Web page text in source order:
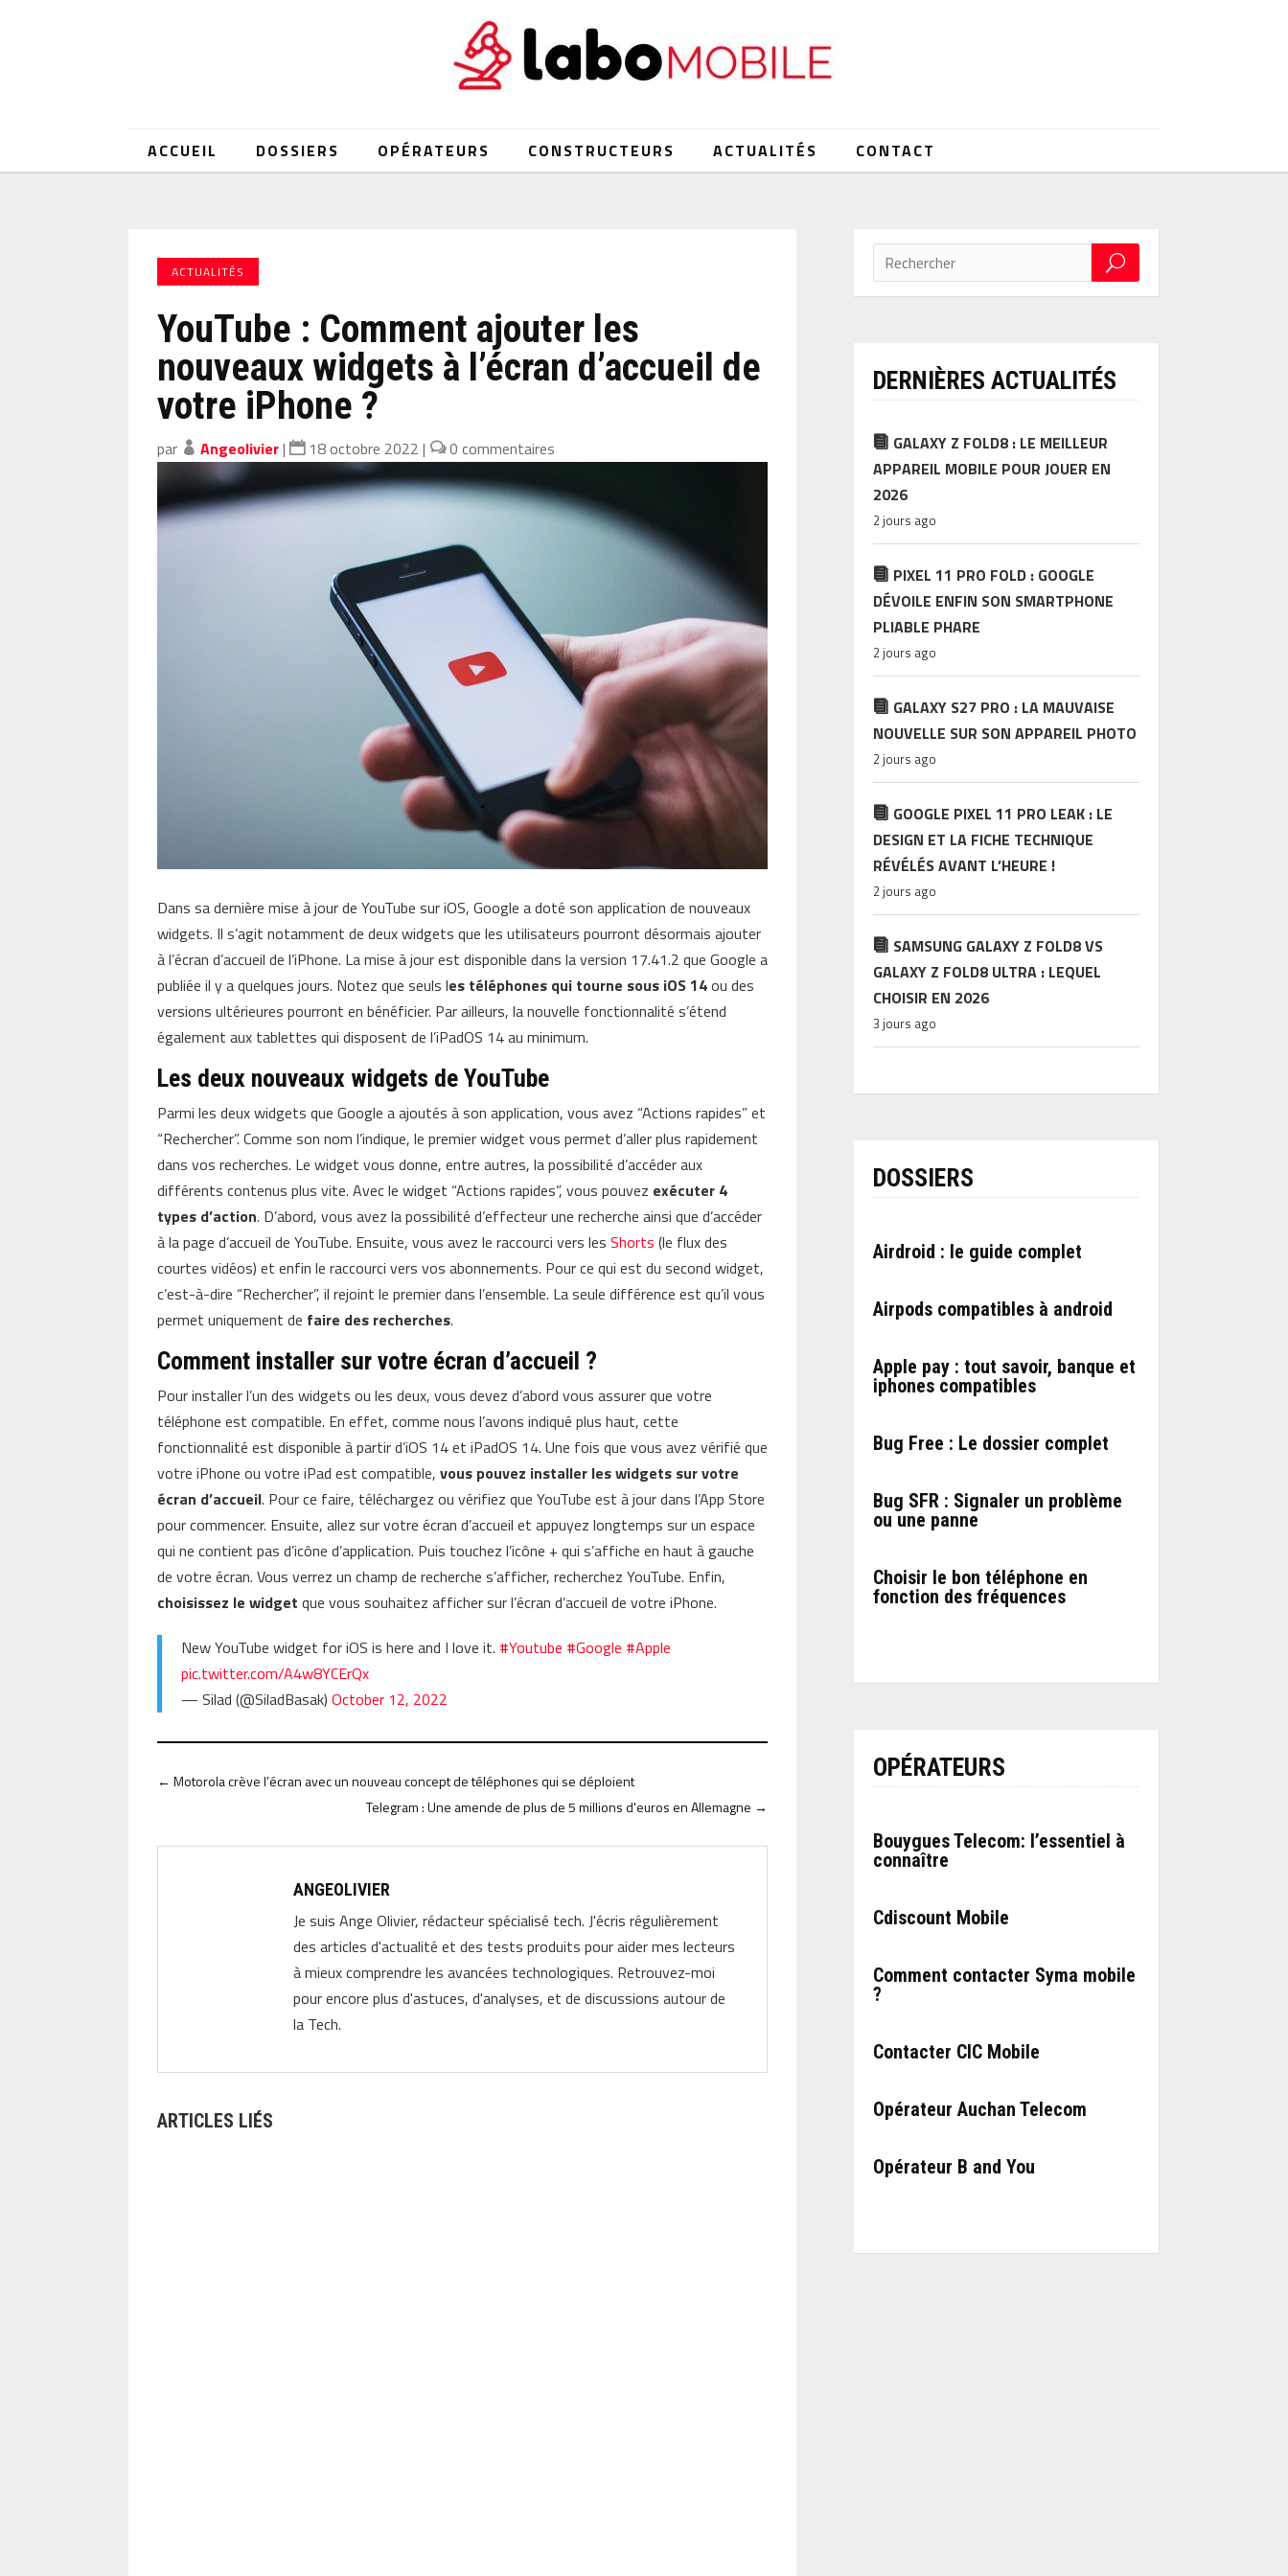
ACCUEIL DOSSIERS OPÉRATEURS CONSTRUCTEURS ACTUALITÉS CONTACT
ACTUALITÉS
YouTube : Comment ajouter les
nouveaux widgets à l’écran d’accueil de
votre iPhone ?
par Angeolivier| 18 octobre 2022 | 0 commentaires
Dans sa dernière mise à jour de YouTube sur iOS, Google a doté son application de nouveaux
widgets. Il s’agit notamment de deux widgets que les utilisateurs pourront désormais ajouter
à l’écran d’accueil de l’iPhone. La mise à jour est disponible dans la version 17.41.2 que Google a
publiée il y a quelques jours. Notez que seuls les téléphones qui tourne sous iOS 14ou des
versions ultérieures pourront en bénéficier. Par ailleurs, la nouvelle fonctionnalité s’étend
également aux tablettes qui disposent de l’iPadOS 14 au minimum.
Les deux nouveaux widgets de YouTube
Parmi les deux widgets que Google a ajoutés à son application, vous avez “Actions rapides” et
“Rechercher”. Comme son nom l’indique, le premier widget vous permet d’aller plus rapidement
dans vos recherches. Le widget vous donne, entre autres, la possibilité d’accéder aux
différents contenus plus vite. Avec le widget “Actions rapides”, vous pouvez exécuter 4
types d’action. D’abord, vous avez la possibilité d’effecteur une recherche ainsi que d’accéder
à la page d’accueil de YouTube. Ensuite, vous avez le raccourci vers lesShorts (le flux des
courtes vidéos) et enfin le raccourci vers vos abonnements. Pour ce qui est du second widget,
c’est-à-dire “Rechercher”, il rejoint le premier dans l’ensemble. La seule différence est qu’il vous
permet uniquement de faire des recherches.
Comment installer sur votre écran d’accueil ?
Pour installer l’un des widgets ou les deux, vous devez d’abord vous assurer que votre
téléphone est compatible. En effet, comme nous l’avons indiqué plus haut, cette
fonctionnalité est disponible à partir d’iOS 14 et iPadOS 14. Une fois que vous avez vérifié que
votre iPhone ou votre iPad est compatible,vous pouvez installer les widgets sur votre
écran d’accueil. Pour ce faire, téléchargez ou vérifiez que YouTube est à jour dans l’App Store
pour commencer. Ensuite, allez sur votre écran d’accueil et appuyez longtemps sur un espace
qui ne contient pas d’icône d’application. Puis touchez l’icône + qui s’affiche en haut à gauche
de votre écran. Vous verrez un champ de recherche s’afficher, recherchez YouTube. Enfin,
choisissez le widget que vous souhaitez afficher sur l’écran d’accueil de votre iPhone.
New YouTube widget for iOS is here and I love it. #Youtube #Google #Apple
pic.twitter.com/A4w8YCErQx
— Silad (@SiladBasak)October 12, 2022
←Motorola crève l’écran avec un nouveau concept de téléphones qui se déploient
Telegram : Une amende de plus de 5 millions d'euros en Allemagne →
ANGEOLIVIER
Je suis Ange Olivier, rédacteur spécialisé tech. J'écris régulièrement
des articles d'actualité et des tests produits pour aider mes lecteurs
à mieux comprendre les avancées technologiques. Retrouvez-moi
pour encore plus d'astuces, d'analyses, et de discussions autour de
la Tech.
ARTICLES LIÉS
DERNIÈRES ACTUALITÉS
GALAXY Z FOLD8 : LE MEILLEUR
APPAREIL MOBILE POUR JOUER EN
2026
2 jours ago
PIXEL 11 PRO FOLD : GOOGLE
DÉVOILE ENFIN SON SMARTPHONE
PLIABLE PHARE
2 jours ago
GALAXY S27 PRO : LA MAUVAISE
NOUVELLE SUR SON APPAREIL PHOTO
2 jours ago
GOOGLE PIXEL 11 PRO LEAK : LE
DESIGN ET LA FICHE TECHNIQUE
RÉVÉLÉS AVANT L’HEURE !
2 jours ago
SAMSUNG GALAXY Z FOLD8 VS
GALAXY Z FOLD8 ULTRA : LEQUEL
CHOISIR EN 2026
3 jours ago
DOSSIERS
Airdroid : le guide complet
Airpods compatibles à android
Apple pay : tout savoir, banque et
iphones compatibles
Bug Free : Le dossier complet
Bug SFR : Signaler un problème
ou une panne
Choisir le bon téléphone en
fonction des fréquences
OPÉRATEURS
Bouygues Telecom: l’essentiel à
connaître
Cdiscount Mobile
Comment contacter Syma mobile
?
Contacter CIC Mobile
Opérateur Auchan Telecom
Opérateur B and You